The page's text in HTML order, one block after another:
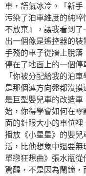
車，語氣冰冷。「新
污染了泊車維度的純
不放棄』，讓我看到
出一個像是遙控器的
手殘的車子從牆上脫
停在了地面上的一個
「你被分配給我的泊
是那個連方向盤都沒
是巨型嬰兒車的改造
始，你得學會如何在
面的針眼大小的車位
播放《小星星》的嬰
活，比他想象中還要
單戀狂想曲》張水瓶
驚醒，不是因為鬧鐘